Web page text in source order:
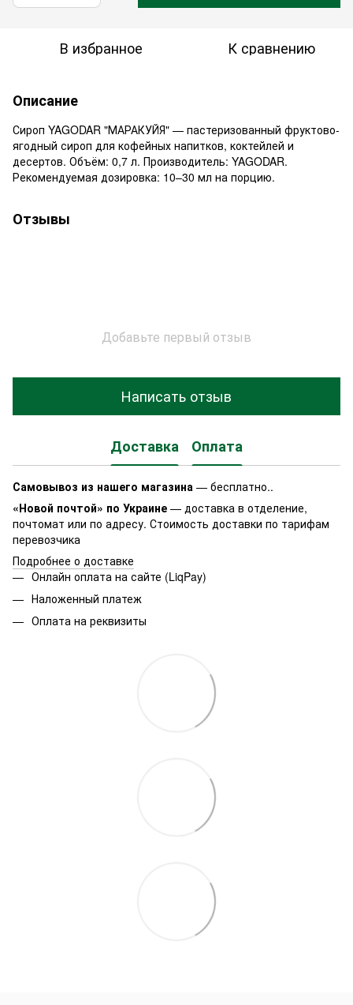
В избранное К сравнению
Описание
Сироп YAGODAR "МАРАКУЙЯ" — пастеризованный фруктово-
ягодный сироп для кофейных напитков, коктейлей и
десертов. Объём: 0,7 л. Производитель: YAGODAR.
Рекомендуемая дозировка: 10–30 мл на порцию.
Отзывы
Добавьте первый отзыв
Написать отзыв
Доставка Оплата
Самовывоз из нашего магазина — бесплатно..
«Новой почтой» по Украине — доставка в отделение,
почтомат или по адресу. Стоимость доставки по тарифам
перевозчика
Подробнее о доставке
Онлайн оплата на сайте (LiqPay)
Наложенный платеж
Оплата на реквизиты